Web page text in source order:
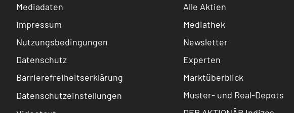
Mediadaten
Impressum
Nutzungsbedingungen
Datenschutz
Barrierefreiheitserklärung
Datenschutzeinstellungen
Alle Aktien
Mediathek
Newsletter
Experten
Marktüberblick
Muster- und Real-Depots